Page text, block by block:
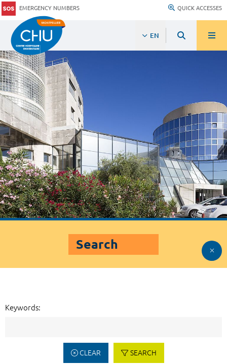
EMERGENCY NUMBERS QUICK ACCESSES
EN
Search
Keywords:
CLEAR SEARCH